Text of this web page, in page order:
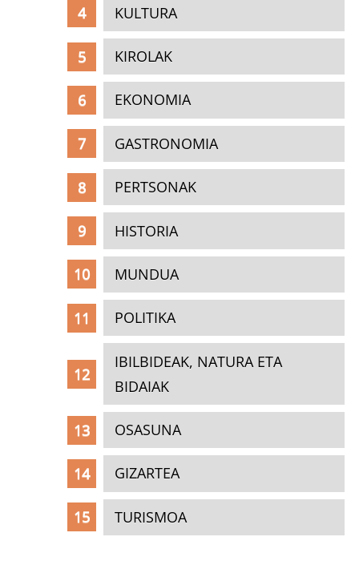
KULTURA
KIROLAK
EKONOMIA
GASTRONOMIA
PERTSONAK
HISTORIA
MUNDUA
POLITIKA
IBILBIDEAK, NATURA ETA
BIDAIAK
OSASUNA
GIZARTEA
TURISMOA